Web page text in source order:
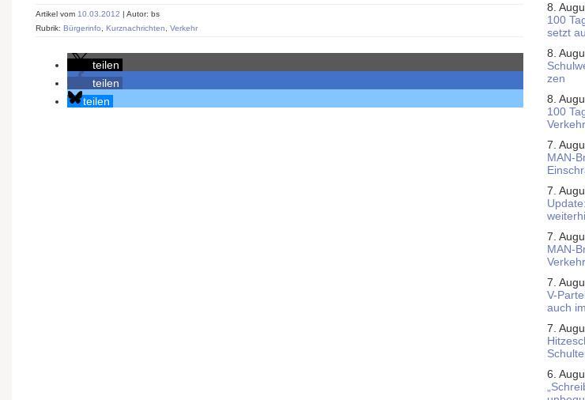
Artikel vom 10.03.2012 | Autor: bs
Rubrik: Bürgerinfo Kurznachrichten Verkehr
teilen
teilen
teilen
8.
100
setzt
8.
zen
8.
100
7.
MAN-
7.
7.
MAN-
7.
V-
auch
7.
6.